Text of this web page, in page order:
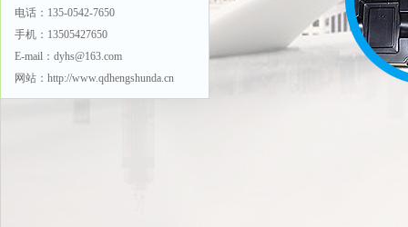
电话：135-0542-7650
手机：13505427650
E-mail：dyhs@163.com
网站：http://www.qdhengshunda.cn
吸塑冲压模具是不是有
称，防止斜角、内凹角、